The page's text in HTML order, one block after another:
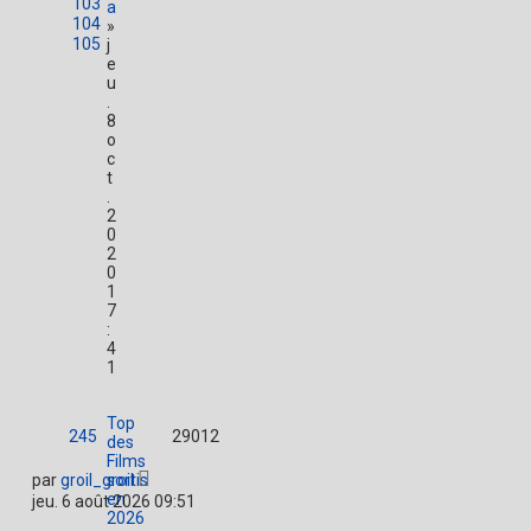
a
»
j
e
u
8
o
c
t
2
0
2
0
1
7
:
4
1
104
105
Top
des
Films
sortis
en
2026
245 29012
pargroil_groil
jeu. 6 août 2026 09:51